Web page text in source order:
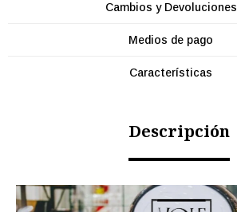
Cambios y Devoluciones
Medios de pago
Características
Descripción